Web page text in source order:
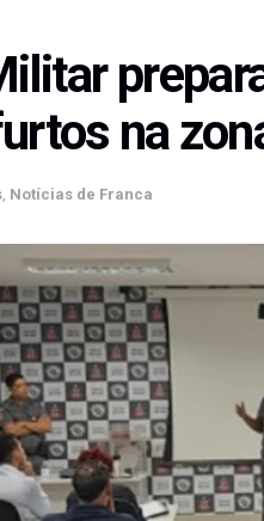
na
Notícias de Franca